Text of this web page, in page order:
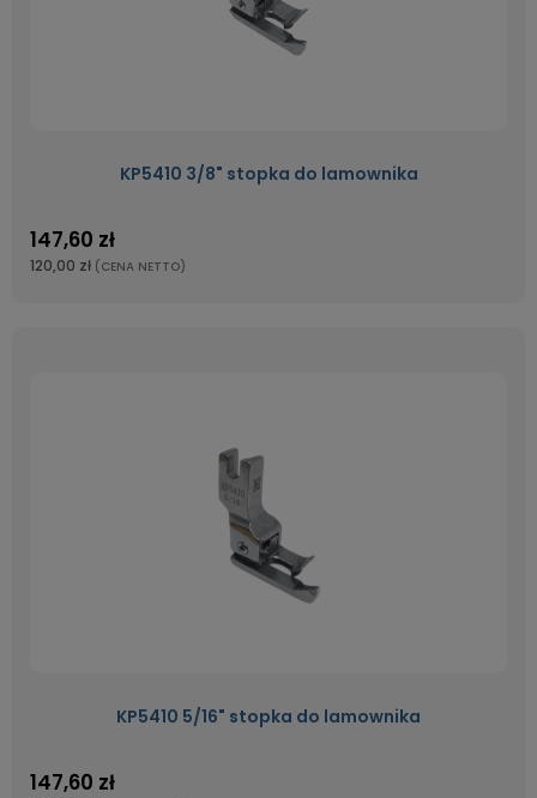
KP5410 3/8" stopka do lamownika
147,60 zł
120,00 zł (CENA NETTO)
KP5410 5/16" stopka do lamownika
147,60 zł